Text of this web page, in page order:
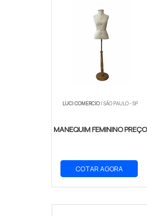
LUCI COMERCIO/ SÃO PAULO - SP
MANEQUIM FEMININO PREÇO
COTAR AGORA